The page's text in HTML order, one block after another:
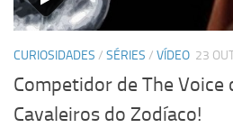
CURIOSIDADES / SÉRIES / VÍDEO 23
Competidor de The Voice
Cavaleiros do Zodíaco!